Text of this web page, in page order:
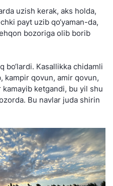
uzish kerak, aks holda,
payt uzib qo‘yaman-da,
bozoriga olib borib
bo‘lardi. Kasallikka chidamli
kampir qovun, amir qovun,
kamayib ketgandi, bu yil shu
Bu navlar juda shirin